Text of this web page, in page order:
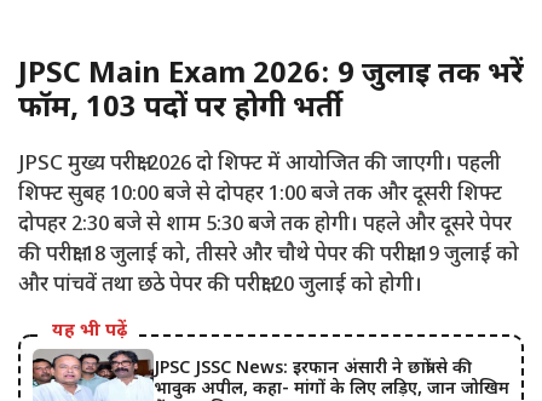
JPSC Main Exam 2026: 9 जुलाई तक भरें
फॉर्म, 103 पदों पर होगी भर्ती
JPSC मुख्य परीक्षा 2026 दो शिफ्ट में आयोजित की जाएगी। पहली
शिफ्ट सुबह 10:00 बजे से दोपहर 1:00 बजे तक और दूसरी शिफ्ट
दोपहर 2:30 बजे से शाम 5:30 बजे तक होगी। पहले और दूसरे पेपर
की परीक्षा 18 जुलाई को, तीसरे और चौथे पेपर की परीक्षा 19 जुलाई को
और पांचवें तथा छठे पेपर की परीक्षा 20 जुलाई को होगी।
यह भी पढ़ें
JPSC JSSC News: इरफान अंसारी ने छात्रों से की
भावुक अपील, कहा- मांगों के लिए लड़िए, जान जोखिम